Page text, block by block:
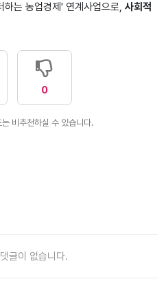
는 농업경제' 연계사업으로, 사회적
0
비추천하실 수 있습니다.
글이 없습니다.